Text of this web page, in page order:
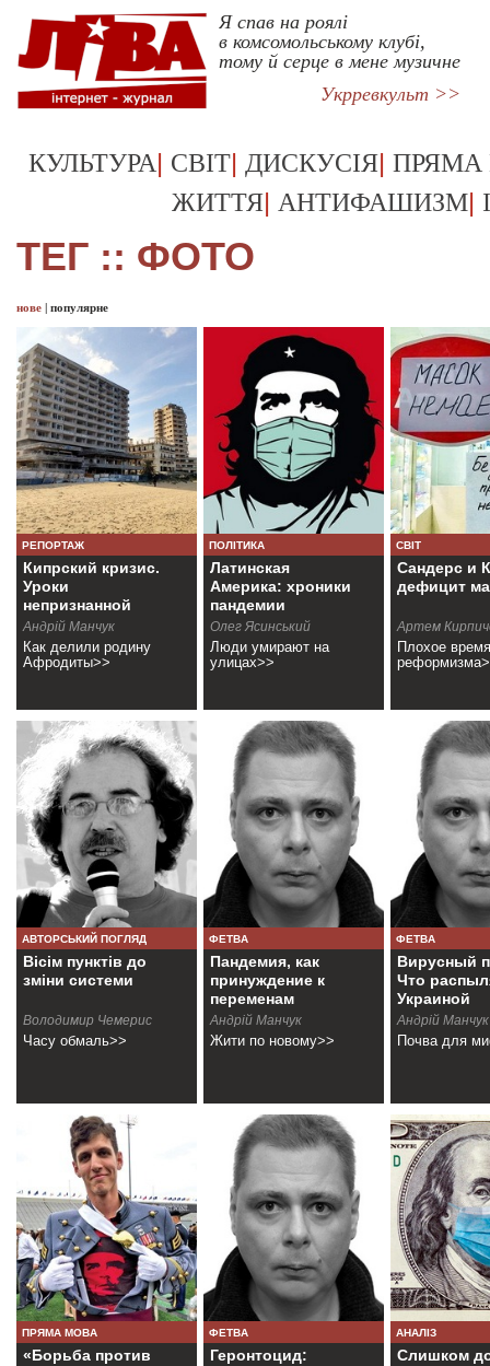
Я спав на роялі
в комсомольському клубі,
тому й серце в мене музичне
Укрревкульт >>
КУЛЬТУРА| СВІТ| ДИСКУСІЯ| ПРЯМА
ЖИТТЯ| АНТИФАШИЗМ|
ТЕГ :: ФОТО
нове | популярне
РЕПОРТАЖ
Кипрский кризис.
Уроки
непризнанной
республики
Андрій Манчук
Как делили родину
Афродиты>>
ПОЛІТИКА
Латинская
Америка: хроники
пандемии
Олег Ясинський
Люди умирают на
улицах>>
СВІТ
Сандерс и
дефицит
Артем
Плохое
АВТОРСЬКИЙ ПОГЛЯД
Вісім пунктів до
зміни системи
Володимир Чемерис
Часу обмаль>>
ФЕТВА
Пандемия, как
принуждение к
переменам
Андрій Манчук
Жити по новому>>
ФЕТВА
Вирусный
Что
Украиной
Андрій Манчук
Почва для
ПРЯМА МОВА
«Борьба против
ФЕТВА
Геронтоцид:
АНАЛІЗ
Слишком